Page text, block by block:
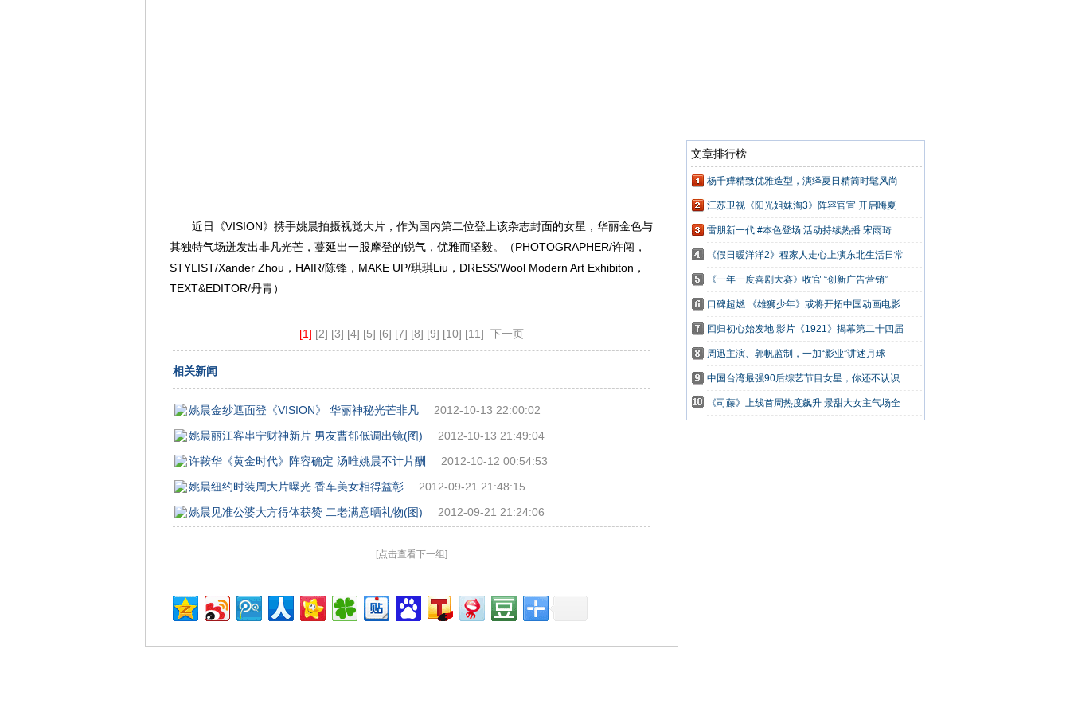
近日《VISION》携手姚晨拍摄视觉大片，作为国内第二位登上该杂志封面的女星，华丽金色与
其独特气场迸发出非凡光芒，蔓延出一股摩登的锐气，优雅而坚毅。（PHOTOGRAPHER/许闯，
STYLIST/Xander Zhou，HAIR/陈锋，MAKE UP/琪琪Liu，DRESS/Wool Modern Art Exhibiton，
TEXT&EDITOR/丹青）
[1] [2] [3] [4] [5] [6] [7] [8] [9] [10] [11] 下一页
相关新闻
姚晨金纱遮面登《VISION》 华丽神秘光芒非凡
2012-10-13 22:00:02
姚晨丽江客串宁财神新片 男友曹郁低调出镜(图)
2012-10-13 21:49:04
许鞍华《黄金时代》阵容确定 汤唯姚晨不计片酬
2012-10-12 00:54:53
姚晨纽约时装周大片曝光 香车美女相得益彰
2012-09-21 21:48:15
姚晨见准公婆大方得体获赞 二老满意晒礼物(图)
2012-09-21 21:24:06
[点击查看下一组]